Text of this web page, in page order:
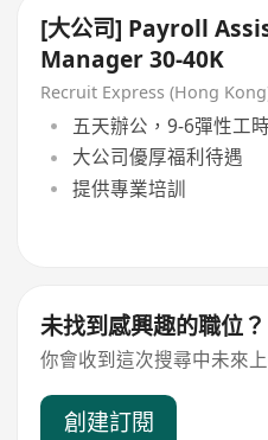
[大公司] Payroll
Manager 30-40K
Recruit Express (Hong
五天辦公，9-6彈性工時
大公司優厚福利待遇
提供專業培訓
未找到感興趣的職位？
你會收到這次搜尋中未來
創建訂閱